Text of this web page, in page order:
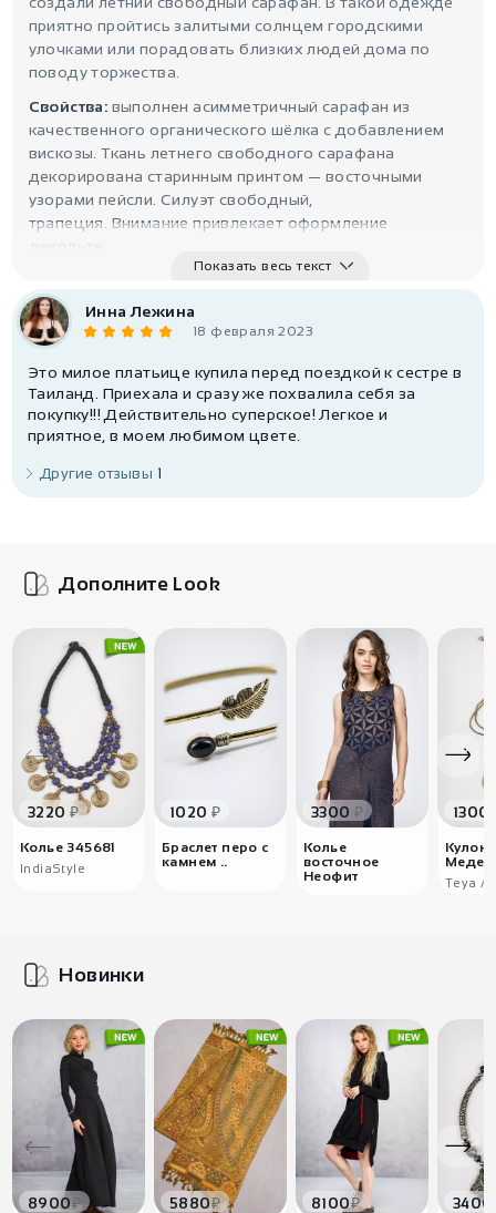
приятно пройтись залитыми солнцем городскими
улочками или порадовать близких людей дома по
поводу торжества.
Свойства: выполнен асимметричный сарафан из
качественного органического шёлка с добавлением
вискозы. Ткань летнего свободного сарафана
декорирована старинным принтом — восточными
узорами пейсли. Силуэт свободный,
трапеция. Внимание привлекает оформление
Показать весь текст
Инна Лежина
18 февраля 2023
Это милое платьице купила перед поездкой к сестре в
Таиланд. Приехала и сразу же похвалила себя за
покупку!!! Действительно суперское! Легкое и
приятное, в моем любимом цвете.
Другие отзывы 1
Дополните Look
3220 ₽
Колье 345681
IndiaStyle
1020 ₽
Браслет перо с
камнем ..
3300 ₽
Колье
восточное
Неофит
1300
Кулон
Медея
Teya
Новинки
8900₽ 5880₽ 8100₽ 3400